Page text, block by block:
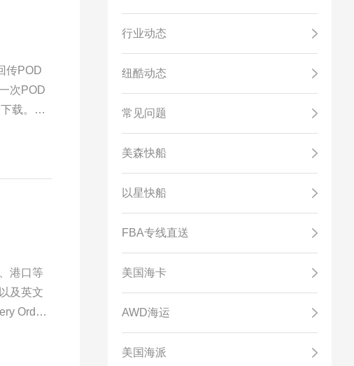
传POD
次POD
载。
港口等
及英文
Order;
行业动态
纽酷动态
常见问题
美森快船
以星快船
FBA专线直送
美国海卡
AWD海运
美国海派